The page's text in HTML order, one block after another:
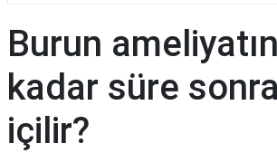
Burun
kadar süre
içilir?